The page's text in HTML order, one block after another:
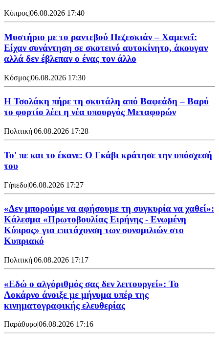
Κύπρος|06.08.2026 17:40
Μυστήριο με το ραντεβού Πεζεσκιάν – Χαμενεΐ:
Είχαν συνάντηση σε σκοτεινό αυτοκίνητο, άκουγαν
αλλά δεν έβλεπαν ο ένας τον άλλο
Κόσμος|06.08.2026 17:30
Η Τσολάκη πήρε τη σκυτάλη από Βαφεάδη – Βαρύ
το φορτίο λέει η νέα υπουργός Μεταφορών
Πολιτική|06.08.2026 17:28
Το' πε και το έκανε: Ο Γκάβι κράτησε την υπόσχεσή
του
Γήπεδο|06.08.2026 17:27
«Δεν μπορούμε να αφήσουμε τη συγκυρία να χαθεί»:
Κάλεσμα «Πρωτοβουλίας Ειρήνης - Ενωμένη
Κύπρος» για επιτάχυνση των συνομιλιών στο
Κυπριακό
Πολιτική|06.08.2026 17:17
«Εδώ ο αλγόριθμός σας δεν λειτουργεί»: Το
Λοκάρνο άνοιξε με μήνυμα υπέρ της
κινηματογραφικής ελευθερίας
Παράθυρο|06.08.2026 17:16